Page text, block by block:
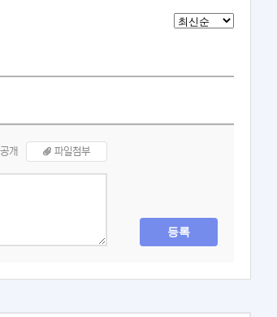
개 파일첨부
등록